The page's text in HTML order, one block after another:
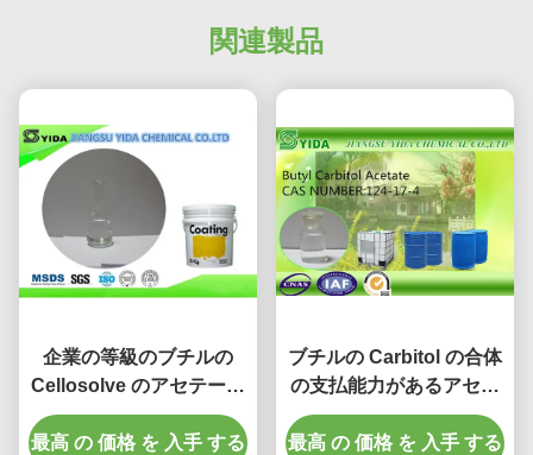
関連製品
企業の等級のブチルの
Cellosolve のアセテート
限られた水容解性 Cas
112-07-2 無し
最高 の 価格 を 入手 する
ブチルの Carbitol の合体
の支払能力があるアセテ
ート Cas 優秀なフィルム
の形成との 124-17-4 無し
最高 の 価格 を 入手 する